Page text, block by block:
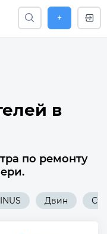
+
в
по ремонту
Двин